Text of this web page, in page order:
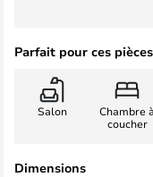
Parfait pour ces pièces
Salon
Chambre à
coucher
Dimensions